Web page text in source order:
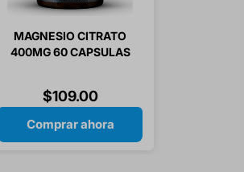
MAGNESIO CITRATO
400MG 60 CAPSULAS
$109.00
Comprar ahora